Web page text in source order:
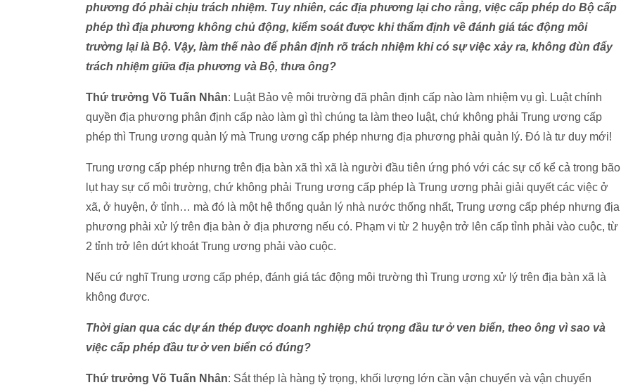
phương đó phải chịu trách nhiệm. Tuy nhiên, các địa phương lại cho rằng, việc cấp phép do Bộ cấp
phép thì địa phương không chủ động, kiểm soát được khi thẩm định về đánh giá tác động môi
trường lại là Bộ. Vậy, làm thế nào để phân định rõ trách nhiệm khi có sự việc xảy ra, không đùn đẩy
trách nhiệm giữa địa phương và Bộ, thưa ông?
Thứ trưởng Võ Tuấn Nhân: Luật Bảo vệ môi trường đã phân định cấp nào làm nhiệm vụ gì. Luật chính
quyền địa phương phân định cấp nào làm gì thì chúng ta làm theo luật, chứ không phải Trung ương cấp
phép thì Trung ương quản lý mà Trung ương cấp phép nhưng địa phương phải quản lý. Đó là tư duy mới!
Trung ương cấp phép nhưng trên địa bàn xã thì xã là người đầu tiên ứng phó với các sự cố kể cả trong bão
lụt hay sự cố môi trường, chứ không phải Trung ương cấp phép là Trung ương phải giải quyết các việc ở
xã, ở huyện, ở tỉnh… mà đó là một hệ thống quản lý nhà nước thống nhất, Trung ương cấp phép nhưng địa
phương phải xử lý trên địa bàn ở địa phương nếu có. Phạm vi từ 2 huyện trở lên cấp tỉnh phải vào cuộc, từ
2 tỉnh trở lên dứt khoát Trung ương phải vào cuộc.
Nếu cứ nghĩ Trung ương cấp phép, đánh giá tác động môi trường thì Trung ương xử lý trên địa bàn xã là
không được.
Thời gian qua các dự án thép được doanh nghiệp chú trọng đầu tư ở ven biển, theo ông vì sao và
việc cấp phép đầu tư ở ven biển có đúng?
Thứ trưởng Võ Tuấn Nhân: Sắt thép là hàng tỷ trọng, khối lượng lớn cần vận chuyển và vận chuyển